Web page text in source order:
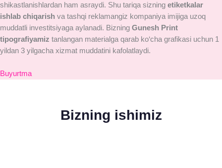
shikastlanishlardan ham asraydi. Shu tariqa sizning etiketkalar
ishlab chiqarish va tashqi reklamangiz kompaniya imijiga uzoq
muddatli investitsiyaga aylanadi. Bizning Gunesh Print
tipografiyamiz tanlangan materialga qarab ko‘cha grafikasi uchun 1
yildan 3 yilgacha xizmat muddatini kafolatlaydi.
Buyurtma
Bizning ishimiz